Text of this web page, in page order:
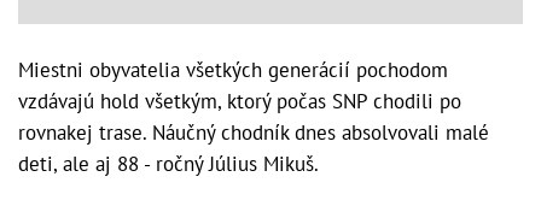
Miestni obyvatelia všetkých generácií pochodom
vzdávajú hold všetkým, ktorý počas SNP chodili po
rovnakej trase. Náučný chodník dnes absolvovali malé
deti, ale aj 88 - ročný Július Mikuš.